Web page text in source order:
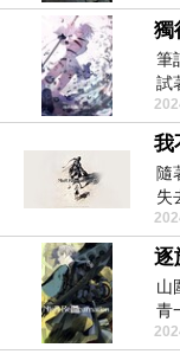
獨
筆
試
我
隨
失
逐
山
青